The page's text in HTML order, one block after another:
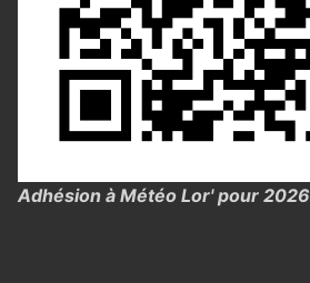
Adhésion à Météo Lor' pour 2026